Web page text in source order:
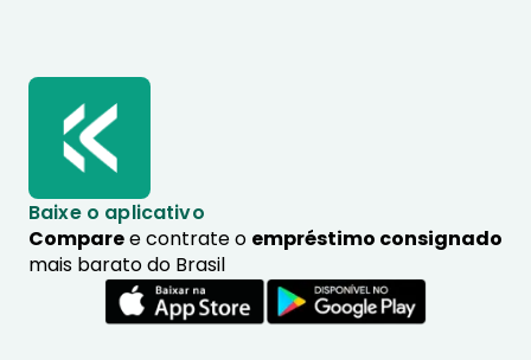
Baixe o aplicativo
Comparee contrate o empréstimo consignado
mais barato do Brasil